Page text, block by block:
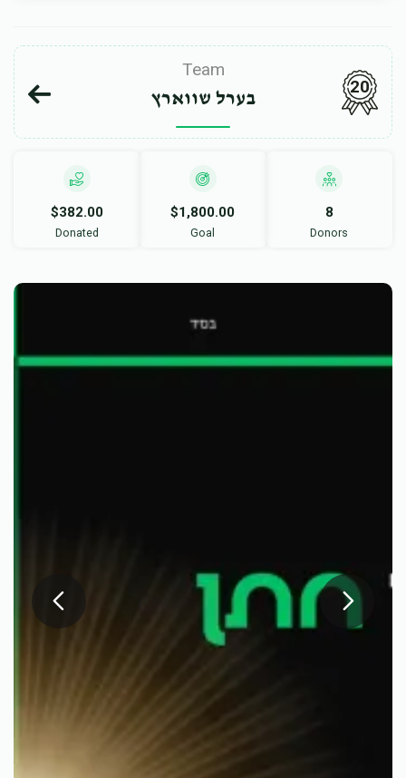
Team
בערל שווארץ
20
$382.00
Donated
$1,800.00
Goal
8
Donors